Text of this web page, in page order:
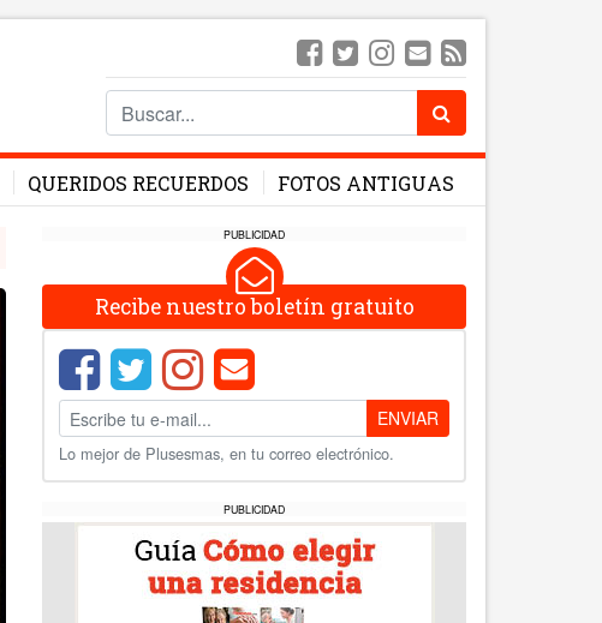
QUERIDOS RECUERDOS FOTOS ANTIGUAS
PUBLICIDAD
Recibe nuestro boletín gratuito
ENVIAR
Lo mejor de Plusesmas, en tu correo electrónico.
PUBLICIDAD